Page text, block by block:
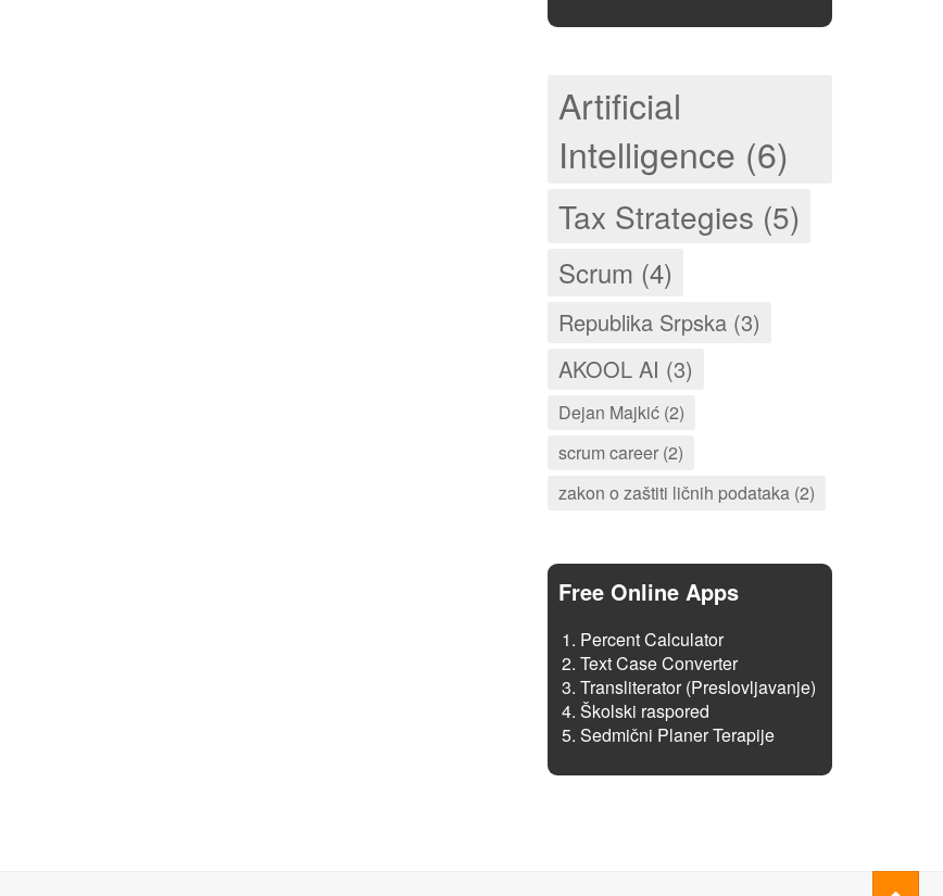
Artificial
Intelligence (6)
Tax Strategies (5)
Scrum (4)
Republika Srpska (3)
AKOOL AI (3)
Dejan Majkić (2)
scrum career (2)
zakon o zaštiti ličnih podataka (2)
Free Online Apps
Percent Calculator
Text Case Converter
Transliterator (Preslovljavanje)
Školski raspored
Sedmični Planer Terapije